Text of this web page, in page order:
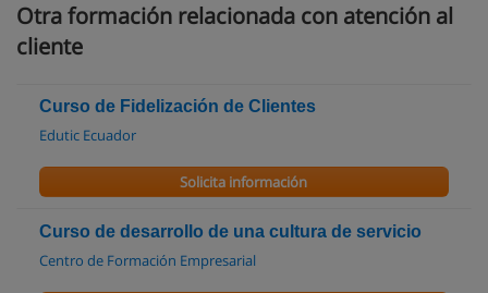
Otra formación relacionada con atención al
cliente
Curso de Fidelización de Clientes
Edutic Ecuador
Solicita información
Curso de desarrollo de una cultura de servicio
Centro de Formación Empresarial